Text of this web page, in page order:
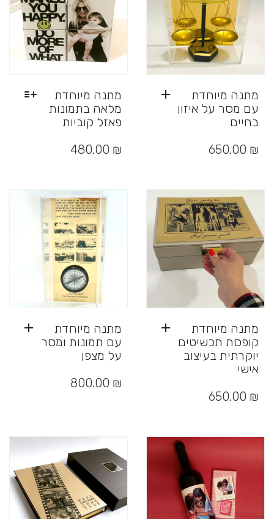
מתנה מיוחדת
מלאה בתמונות
פאזל קוביות
זה
לבחור
האפשרויות
בעמוד
המוצר
480.00 ₪
מתנה מיוחדת
עם מסר על איזון
בחיים
650.00 ₪
מתנה מיוחדת
עם תמונות ומסר
על מצפן
800.00 ₪
מתנה מיוחדת
קופסת תכשיטים
יוקרתית בעיצוב
אישי
650.00 ₪